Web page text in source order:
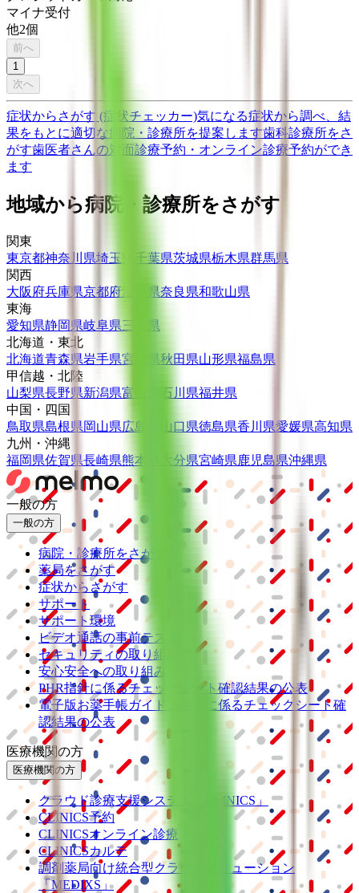
マイナ受付
他2個
前へ
1
次へ
症状からさがす (症状チェッカー)気になる症状から調べ、結
果をもとに適切な病院・診療所を提案します歯科診療所をさ
がす歯医者さんの対面診療予約・オンライン診療予約ができ
ます
地域から病院・診療所をさがす
関東
東京都神奈川県埼玉県 千葉県茨城県栃木県群馬県
関西
大阪府兵庫県京都府滋賀県奈良県和歌山県
東海
愛知県静岡県岐阜県三重県
北海道・東北
北海道青森県岩手県宮城県 秋田県山形県福島県
甲信越・北陸
山梨県長野県新潟県富山県 石川県福井県
中国・四国
鳥取県島根県岡山県広島県 山口県徳島県香川県愛媛県高知県
九州・沖縄
福岡県佐賀県長崎県熊本県 大分県宮崎県鹿児島県沖縄県
一般の方
一般の方
病院・診療所をさがす
薬局をさがす
症状からさがす
サポート
サポート環境
ビデオ通話の事前テスト
セキュリティの取り組み
安心安全への取り組み
PHR指針に係るチェックシート確認結果の公表
電子版お薬手帳ガイドラインに係るチェックシート確
認結果の公表
医療機関の方
医療機関の方
クラウド診療支援システム
「CLINICS」
CLINICS予約
CLINICSオンライン診療
CLINICSカルテ
調剤薬局向け統合型クラウドソリューション
「MEDIXS」